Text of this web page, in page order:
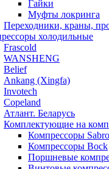
Гайки
Муфты локринга
Переходники, краны,
холодильные
Frascold
WANSHENG
Belief
Ankang (Xingfa)
Invotech
Copeland
Атлант. Беларусь
Комплектующие на
Компрессоры
Компрессоры Bock
Поршневые